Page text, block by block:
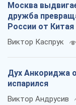
Москва
дружба
России от Китая
Виктор Каспрук
Дух Анкориджа
испарился
Виктор Андрусив